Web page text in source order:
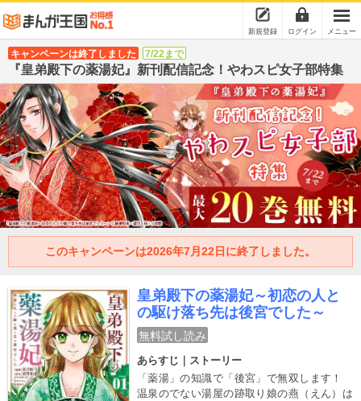
新規登録 ログイン メニュー
キャンペーンは終了しました 7/22まで
『皇弟殿下の薬湯妃』新刊配信記念！やわスピ女子部特集
このキャンペーンは2026年7月22日に終了しました。
皇弟殿下の薬湯妃～初恋の人と
の駆け落ち先は後宮でした～
無料試し読み
あらすじ｜ストーリー
「薬湯」の知識で「後宮」で無双します！
温泉のでない湯屋の跡取り娘の燕（えん）は